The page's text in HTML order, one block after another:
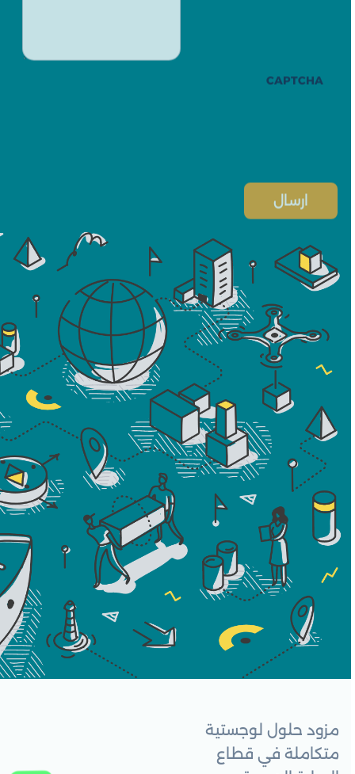
CAPTCHA
مزود حلول لوجستية
متكاملة في قطاع